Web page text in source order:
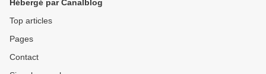
Hébergé par Canalblog
Top articles
Pages
Contact